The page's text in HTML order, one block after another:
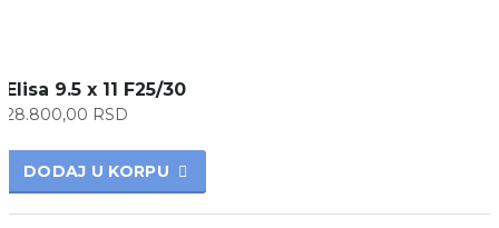
Elisa 9.5 x 11 F25/30
28.800,00 RSD
DODAJ U KORPU